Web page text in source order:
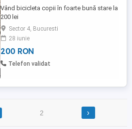
Vând bicicleta copii în foarte bună stare la
200 lei
Sector 4, Bucuresti
28 iunie
200 RON
Telefon validat
2 ›